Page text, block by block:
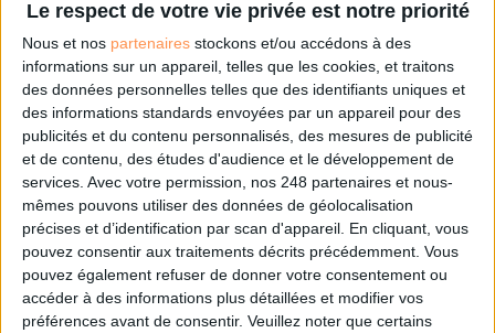
Le respect de votre vie privée est notre priorité
Nous et nos partenaires stockons et/ou accédons à des
informations sur un appareil, telles que les cookies, et traitons
des données personnelles telles que des identifiants uniques et
des informations standards envoyées par un appareil pour des
publicités et du contenu personnalisés, des mesures de publicité
et de contenu, des études d'audience et le développement de
services. Avec votre permission, nos 248 partenaires et nous-
mêmes pouvons utiliser des données de géolocalisation
précises et d’identification par scan d'appareil. En cliquant, vous
pouvez consentir aux traitements décrits précédemment. Vous
pouvez également refuser de donner votre consentement ou
accéder à des informations plus détaillées et modifier vos
préférences avant de consentir. Veuillez noter que certains
Bibliothèque Universitaire
Connectez-vous inscrivez-vous pour publier un commentaire
À LIRE SUR ARCHIMAG
La bibliothèque de Lille confie son récolement et
son catalogage à AureXus